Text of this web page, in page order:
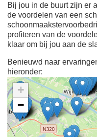
Bij jou in de buurt zijn er al
de voordelen van een
profiteren van de
klaar om bij jou aan de
Benieuwd naar
hieronder:
Ontdek meer
jou in de
+
−